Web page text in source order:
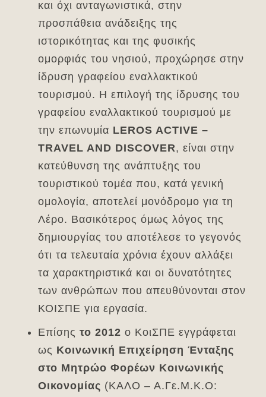
και όχι ανταγωνιστικά, στην
προσπάθεια ανάδειξης της
ιστορικότητας και της φυσικής
ομορφιάς του νησιού, προχώρησε στην
ίδρυση γραφείου εναλλακτικού
τουρισμού. Η επιλογή της ίδρυσης του
γραφείου εναλλακτικού τουρισμού με
την επωνυμία LEROS ACTIVE –
TRAVEL AND DISCOVER, είναι στην
κατεύθυνση της ανάπτυξης του
τουριστικού τομέα που, κατά γενική
ομολογία, αποτελεί μονόδρομο για τη
Λέρο. Βασικότερος όμως λόγος της
δημιουργίας του αποτέλεσε το γεγονός
ότι τα τελευταία χρόνια έχουν αλλάξει
τα χαρακτηριστικά και οι δυνατότητες
των ανθρώπων που απευθύνονται στον
ΚΟΙΣΠΕ για εργασία.
Επίσης το 2012 ο ΚοιΣΠΕ εγγράφεται
ως Κοινωνική Επιχείρηση Ένταξης
στο Μητρώο Φορέων Κοινωνικής
Οικονομίας (ΚΑΛΟ – Α.Γε.Μ.Κ.Ο: